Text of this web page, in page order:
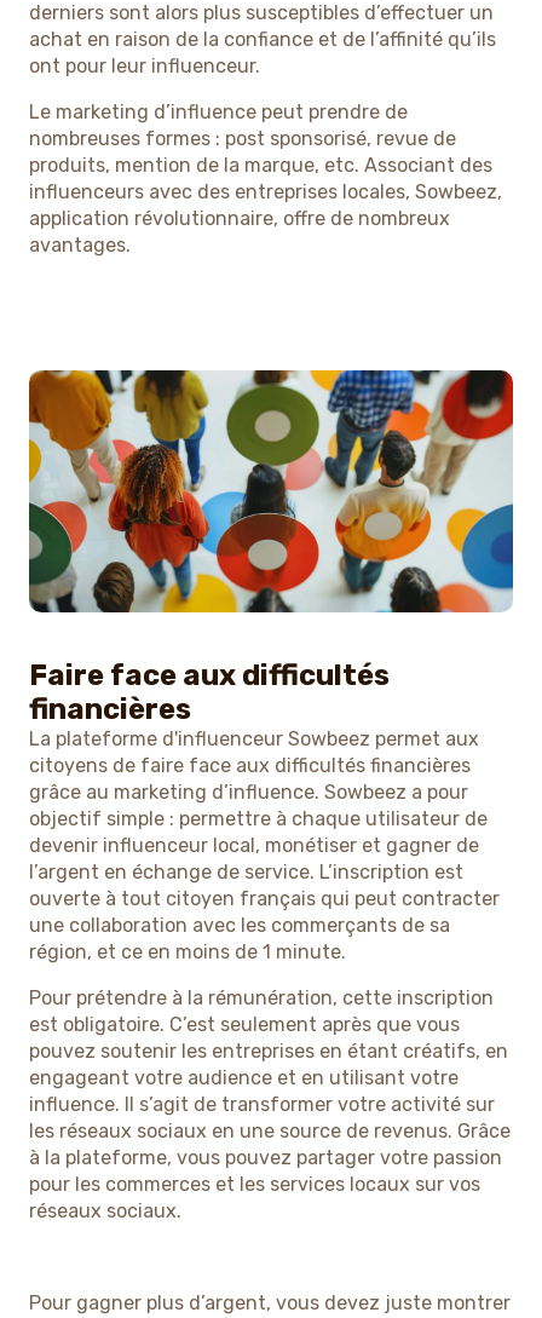
derniers sont alors plus susceptibles d’effectuer un
achat en raison de la confiance et de l’affinité qu’ils
ont pour leur influenceur.
Le marketing d’influence peut prendre de
nombreuses formes : post sponsorisé, revue de
produits, mention de la marque, etc. Associant des
influenceurs avec des entreprises locales, Sowbeez,
application révolutionnaire, offre de nombreux
avantages.
Faire face aux difficultés
financières
La plateforme d'influenceur Sowbeez permet aux
citoyens de faire face aux difficultés financières
grâce au marketing d’influence. Sowbeez a pour
objectif simple : permettre à chaque utilisateur de
devenir influenceur local, monétiser et gagner de
l’argent en échange de service. L’inscription est
ouverte à tout citoyen français qui peut contracter
une collaboration avec les commerçants de sa
région, et ce en moins de 1 minute.
Pour prétendre à la rémunération, cette inscription
est obligatoire. C’est seulement après que vous
pouvez soutenir les entreprises en étant créatifs, en
engageant votre audience et en utilisant votre
influence. Il s’agit de transformer votre activité sur
les réseaux sociaux en une source de revenus. Grâce
à la plateforme, vous pouvez partager votre passion
pour les commerces et les services locaux sur vos
réseaux sociaux.
Pour gagner plus d’argent, vous devez juste montrer